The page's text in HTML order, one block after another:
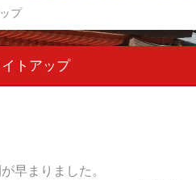
プ
トアップ
早まりました。